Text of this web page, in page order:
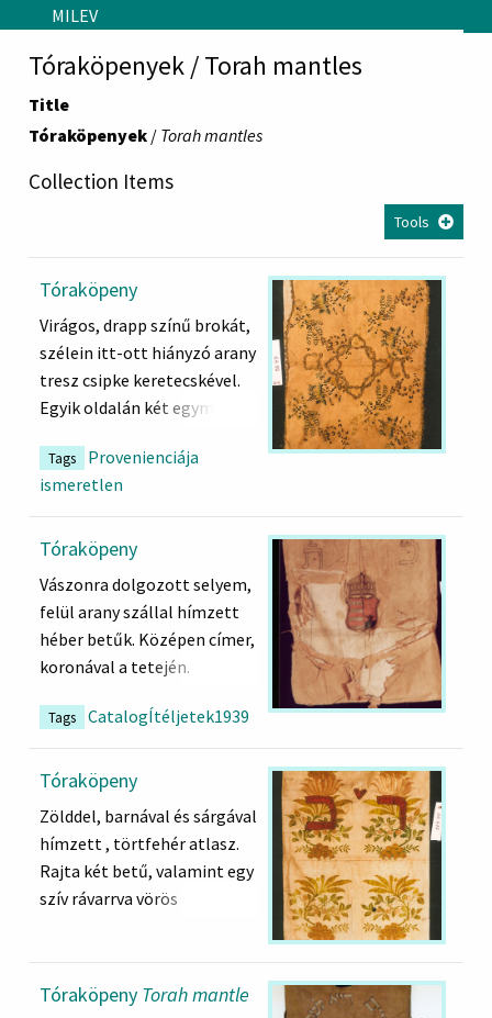
Skip to main content
MILEV
Tóraköpenyek / Torah mantles
Title
Tóraköpenyek / Torah mantles
Collection Items
Tools
Tóraköpeny
Virágos, drapp színű brokát,
szélein itt-ott hiányzó arany
tresz csipke keretecskével.
Egyik oldalán két egymásba
két oldalán monogram
Tags
Provenienciája
ismeretlen
Tóraköpeny
Vászonra dolgozott selyem,
felül arany szállal hímzett
héber betűk. Középen címer,
koronával a tetején.
Tags CatalogÍtéljetek1939
Tóraköpeny
Zölddel, barnával és sárgával
hímzett , törtfehér atlasz.
Rajta két betű, valamint egy
szív rávarrva vörös
Tóraköpeny Torah mantle